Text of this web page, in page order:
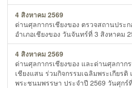
4 สิงหาคม 2569
ด่านศุลกากรเชียงของ ตรวจสถานประ
อำเภอเชียงของ วันจันทร์ที่ 3 สิงหาคม
4 สิงหาคม 2569
ด่านศุลกากรเชียงของ และด่านศุลกาก
เชียงแสน ร่วมกิจกรรมเฉลิมพระเกียรติ
พระชนมพรรษา ประจำปี 2569 วันศุกร์